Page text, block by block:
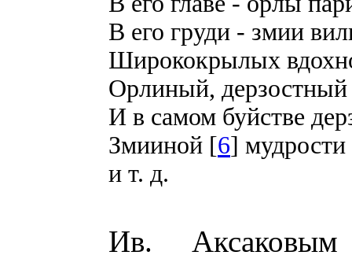
В его груди - змии
Ширококрылых
Орлиный, дерзостный
И в самом буйстве
Змииной [6] мудрости
и т. д.
Ив. Аксаковым